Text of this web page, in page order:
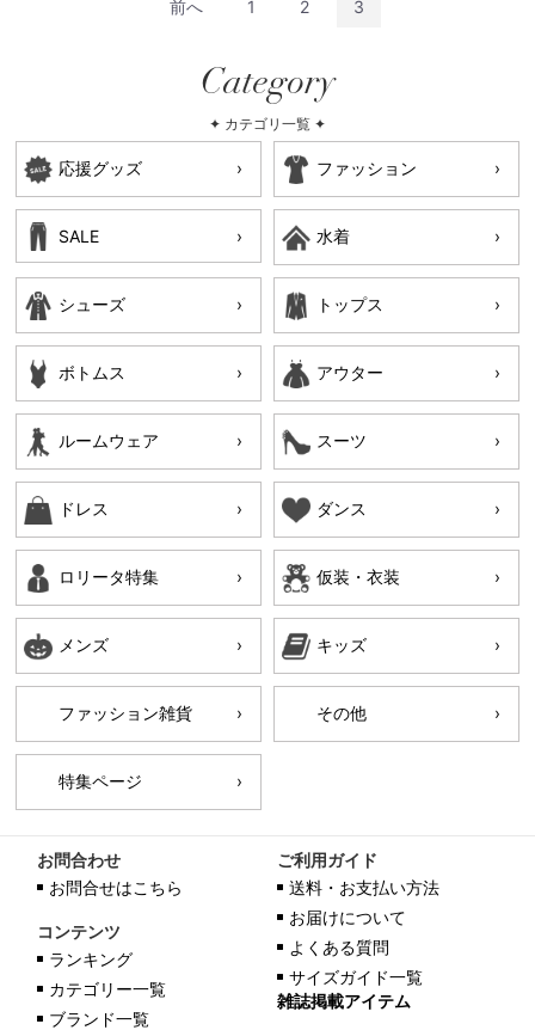
前へ 1 2 3
Category
✦ カテゴリ一覧 ✦
応援グッズ ファッション
SALE 水着
シューズ トップス
ボトムス アウター
ルームウェア スーツ
ドレス ダンス
ロリータ特集 仮装・衣装
メンズ キッズ
ファッション雑貨 その他
特集ページ
お問合わせ
お問合せはこちら
コンテンツ
ランキング
カテゴリー一覧
ブランド一覧
ご利用ガイド
送料・お支払い方法
お届けについて
よくある質問
サイズガイド一覧
雑誌掲載アイテム